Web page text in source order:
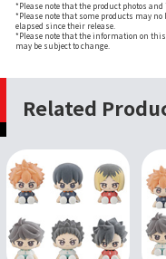
*Please note that the product photos
*Please note that some products may
elapsed since their release.
*Please note that the information on
may be subject to change.
Related